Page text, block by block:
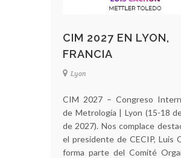
CIM 2027 EN LYON,
FRANCIA
Lyon
CIM 2027 – Congreso
de Metrología | Lyon (15-18
de 2027). Nos complace
el presidente de CECIP, Luis
forma parte del Comité